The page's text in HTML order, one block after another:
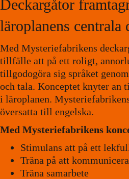
Deckargåtor
läroplanens centrala
Med Mysteriefabrikens
tillfälle att på ett roligt,
tillgodogöra sig språket
och tala. Konceptet knyter an
i läroplanen.
översatta till engelska.
Med Mysteriefabrikens
Stimulans att på ett
Träna på att kommunicera
Träna samarbete